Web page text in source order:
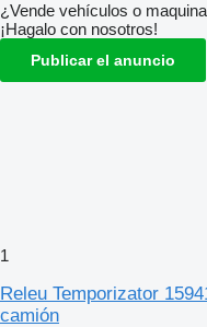
¿Vende vehículos o
¡Hagalo con nosotros!
Publicar el anuncio
1
Releu Temporizator
camión